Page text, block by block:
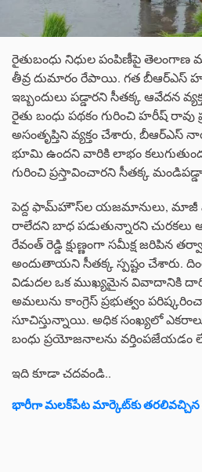
రైతుబంధు నిధుల పంపిణీపై తెలంగాణ
తీవ్ర దుమారం రేపాయి. గత బీఆర్‌ఎస్‌
ఇబ్బందులు పడ్డారని సీతక్క ఆవేదన
రైతు బంధు పథకం గురించి హరీష్ రావు
అసంతృప్తిని వ్యక్తం చేశారు,
భూమి ఉందని వారికి లాభం
గురించి ప్రస్తావించారని సీతక్క
పెద్ద ఫామ్‌హౌస్‌ల యజమానులు, మాజీ
రాలేదని బాధ పడుతున్నారని చురకలు
రేవంత్ రెడ్డి క్షుణ్ణంగా సమీక్ష జరిపిన
అందుతాయని సీతక్క స్పష్టం చేశారు.
విడుదల ఒక ముఖ్యమైన వివాదానికి
అమలును కాంగ్రెస్ ప్రభుత్వం
సూచిస్తున్నాయి. అధిక సంఖ్యలో ఎకరాలు
బంధు ప్రయోజనాలను వర్తింపజేయడం
ఇది కూడా చదవండి..
భారీగా మలక్‌పేట మార్కెట్‌కు తరలివచ్చిన